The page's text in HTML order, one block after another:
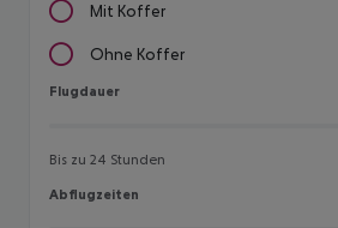
Mit Koffer
Ohne Koffer
Flugdauer
Flugdauer
Bis zu 24 Stunden
Abflugzeiten
Abflugzeiten